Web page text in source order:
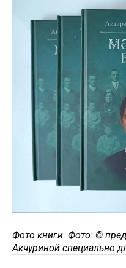
Фото книги. Фото: ©
Акчуриной специально